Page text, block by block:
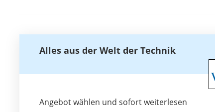
Alles aus der Welt der Technik
Angebot wählen und sofort weiterlesen